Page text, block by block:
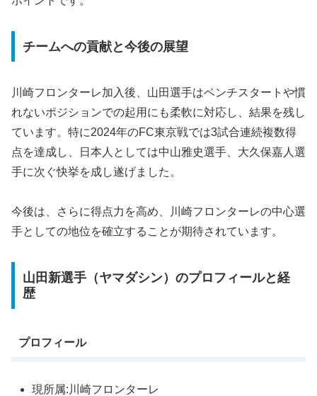
チームへの貢献と今後の展望
川崎フロンターレ加入後、山田選手はベンチスタートや慣
れないポジションでの起用にも柔軟に対応し、結果を残し
ています。特に2024年のFC東京戦では3試合連続複数得
点を達成し、日本人としては中山雅史選手、大久保嘉人選
手に次ぐ快挙を成し遂げました。
今後は、さらに得点力を高め、川崎フロンターレの中心選
手としての地位を確立することが期待されています。
山田新選手（ヤマダシン）のプロフィールと経
歴
プロフィール
現所属:川崎フロンターレ